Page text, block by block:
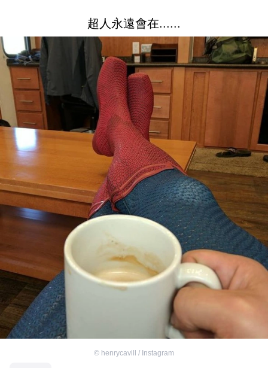
超人永遠會在......
© henrycavill / Instagram